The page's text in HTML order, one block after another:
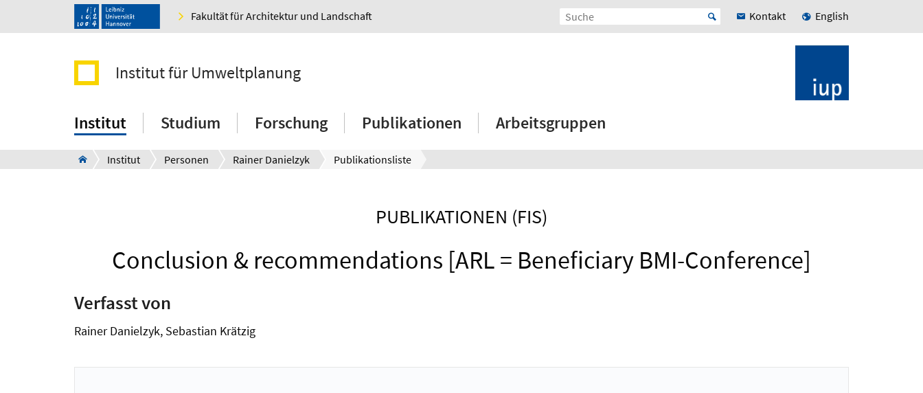
Fakultät für Architektur und Landschaft Kontakt English
Institut für Umweltplanung
Institut Studium Forschung Publikationen Arbeitsgruppen
Institut Personen Rainer Danielzyk Publikationsliste
PUBLIKATIONEN (FIS)
Conclusion & recommendations [ARL = Beneficiary BMI-Conference]
Verfasst von
Rainer Danielzyk, Sebastian Krätzig